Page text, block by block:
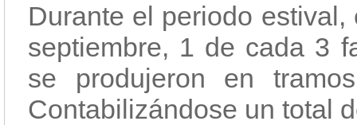
Durante el periodo
septiembre, 1 de cada 3
se produjeron en
Contabilizándose un total